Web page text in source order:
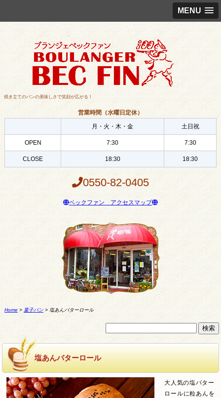
MENU
焼き立てのパンの美味しさで笑顔が広がる！
営業時間（水曜日定休）
月・火・木・金
土日祝
OPEN 7:30 7:30
CLOSE 18:30 18:30
0550-82-0405
ベックファン アクセスマップ
Home> 菓子パン> 塩あんバターロール
塩あんバターロール
大人気の塩バター
ロールに粒あんを